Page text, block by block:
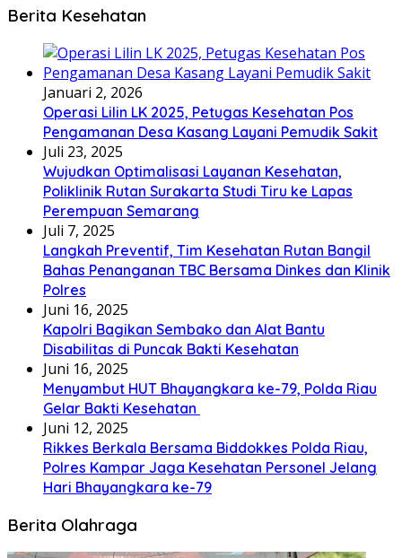
Berita Kesehatan
Januari 2, 2026
Operasi Lilin LK 2025, Petugas Kesehatan Pos
Pengamanan Desa Kasang Layani Pemudik Sakit
Juli 23, 2025
Wujudkan Optimalisasi Layanan Kesehatan,
Poliklinik Rutan Surakarta Studi Tiru ke Lapas
Perempuan Semarang
Juli 7, 2025
Langkah Preventif, Tim Kesehatan Rutan Bangil
Bahas Penanganan TBC Bersama Dinkes dan Klinik
Polres
Juni 16, 2025
Kapolri Bagikan Sembako dan Alat Bantu
Disabilitas di Puncak Bakti Kesehatan
Juni 16, 2025
Menyambut HUT Bhayangkara ke-79, Polda Riau
Gelar Bakti Kesehatan
Juni 12, 2025
Rikkes Berkala Bersama Biddokkes Polda Riau,
Polres Kampar Jaga Kesehatan Personel Jelang
Hari Bhayangkara ke-79
Berita Olahraga